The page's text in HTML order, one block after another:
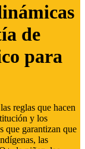
de
para
reglas que hacen
y los
que garantizan que
las